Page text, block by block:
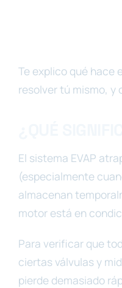
Te explico qué hace
resolver tú mismo, y
El sistema EVAP
(especialmente
almacenan
motor está en
Para verificar que
ciertas válvulas y
pierde demasiado